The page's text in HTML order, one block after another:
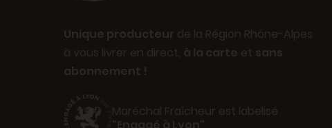
Unique producteur de la Région Rhône-Alpes
à vous livrer en direct, à la carte et sans
abonnement !
Maréchal Fraîcheur est labelisé